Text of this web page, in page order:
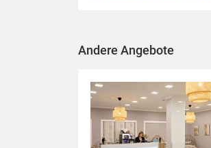
Andere Angebote